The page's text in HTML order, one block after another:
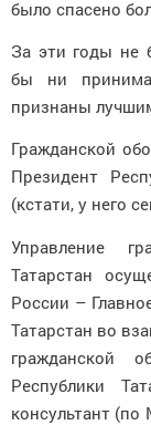
было спасено
За эти годы не
бы ни
признаны
Гражданской
Президент
(кстати, у него
Управление
Татарстан
России –
Татарстан во
гражданской
Республики
консультант